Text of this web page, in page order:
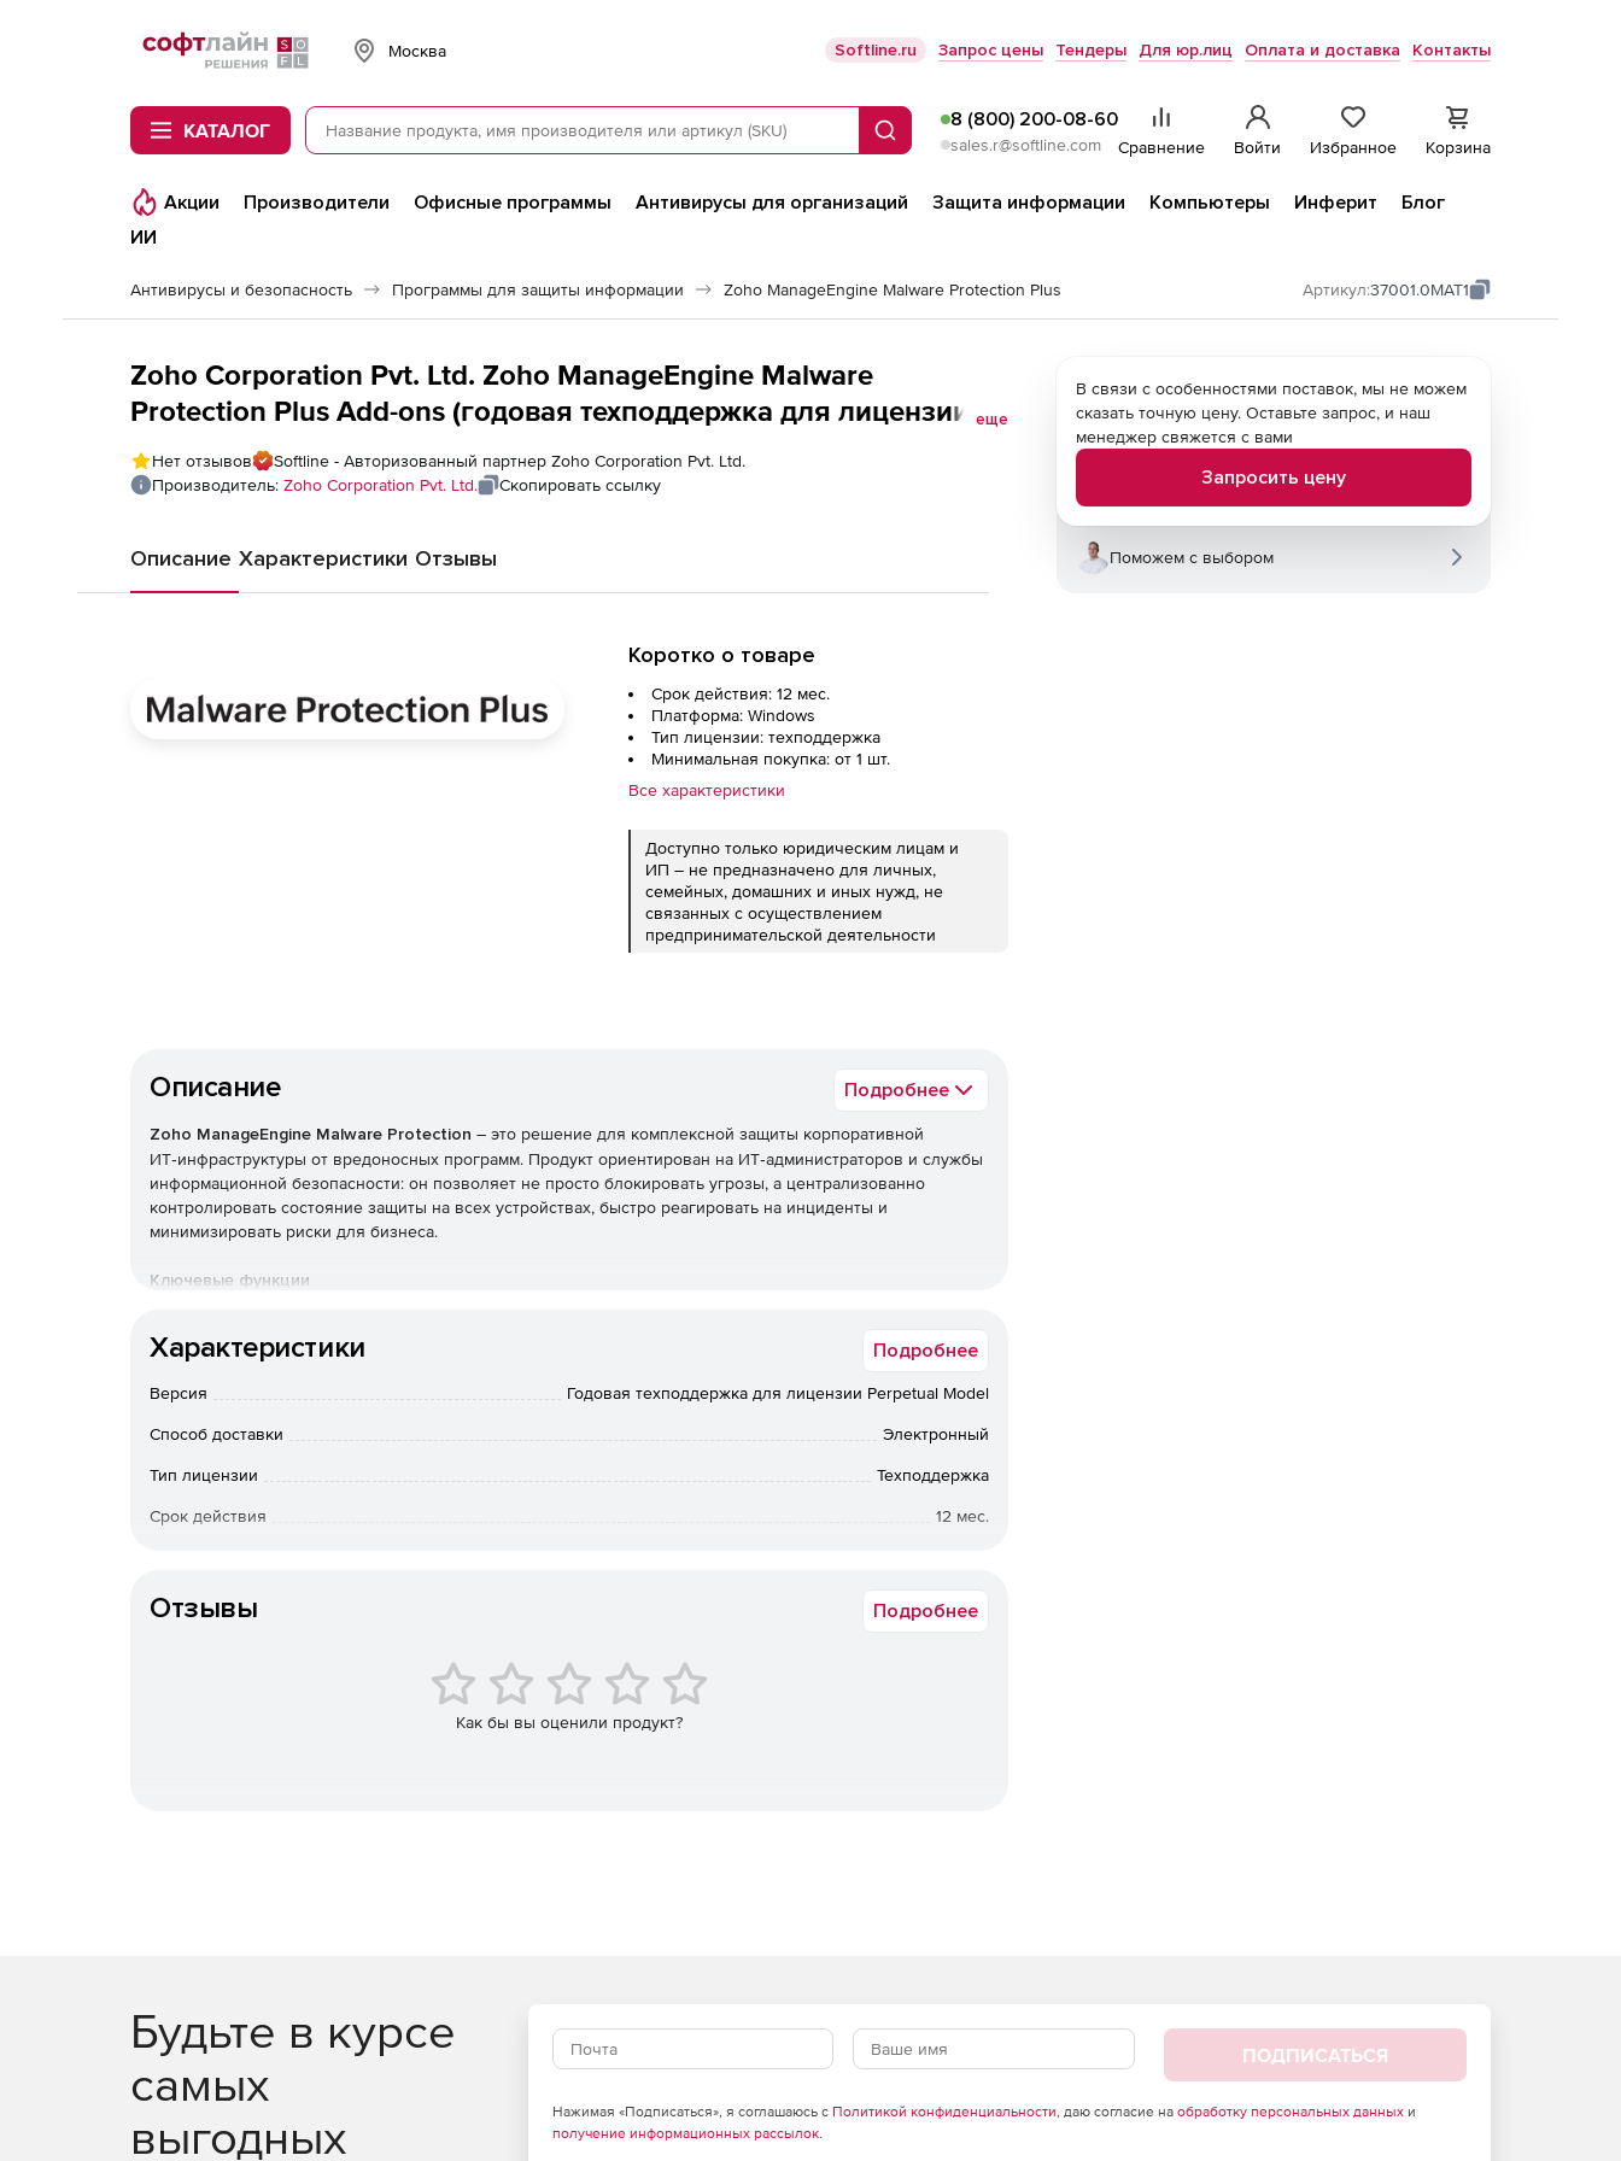
Softline
Москва Softline.ru Запрос цены Тендеры Для юр.лиц Оплата и доставка Контакты
КАТАЛОГ Поиск
8 (800) 200-08-60
sales.r@softline.com Сравнение Войти Избранное Корзина
Акции Производители Офисные программы Антивирусы для организаций Защита информации Компьютеры Инферит
Блог
ИИ
Антивирусы и безопасность Программы для защиты информации Zoho ManageEngine Malware Protection Plus Артикул:37001.0MAT1
Zoho Corporation Pvt. Ltd. Zoho ManageEngine Malware
Protection Plus Add-ons (годовая техподдержка для лицензии
Perpetual Model), fee for 1 Additional Technician
еще
Нет отзывов
Softline - Авторизованный партнер Zoho Corporation Pvt. Ltd.
Производитель: Zoho Corporation Pvt. Ltd. Скопировать ссылку
Описание Характеристики Отзывы
Коротко о товаре
Срок действия: 12 мес.
Платформа: Windows
Тип лицензии: техподдержка
Минимальная покупка: от 1 шт.
Все характеристики
Доступно только юридическим лицам и
ИП – не предназначено для личных,
семейных, домашних и иных нужд, не
связанных с осуществлением
предпринимательской деятельности
Описание Подробнее
Zoho ManageEngine Malware Protection – это решение для комплексной защиты корпоративной
ИТ‑инфраструктуры от вредоносных программ. Продукт ориентирован на ИТ‑администраторов и службы
информационной безопасности: он позволяет не просто блокировать угрозы, а централизованно
контролировать состояние защиты на всех устройствах, быстро реагировать на инциденты и
минимизировать риски для бизнеса.
Ключевые функции
всех конечных точках (рабочие станции, серверы). Администратор видит статус антивируса,
Обнаружение и блокировка вредоносного ПО. Используются сигнатурные и эвристические методы,
вирусы, трояны, шпионское ПО, руткиты и другие типы угроз.
Карантин и управление инцидентами. Обнаруженные угрозы автоматически помещаются в карантин,
Гибкие политики безопасности. Можно создавать и применять политики для разных групп устройств:
задавать уровни защиты, расписание проверок, исключения для доверенных файлов и папок,
Преимущества Zoho ManageEngine Malware Protection для бизнеса
Снижение рисков компрометации данных. За счет проактивного обнаружения и изоляции угроз
уменьшается вероятность утечки конфиденциальной информации и простоя бизнес‑процессов.
Упрощение работы ИТ‑команды. Централизованная консоль и автоматизация рутинных задач
Характеристики Подробнее
Версия Годовая техподдержка для лицензии Perpetual Model
Способ доставки Электронный
Тип лицензии Техподдержка
Срок действия 12 мес.
Отзывы Подробнее
Как бы вы оценили продукт?
В связи с особенностями поставок, мы не можем
сказать точную цену. Оставьте запрос, и наш
менеджер свяжется с вами
Запросить цену
Поможем с выбором
Будьте в курсе
самых
выгодных
ПОДПИСАТЬСЯ
Нажимая «Подписаться», я соглашаюсь с Политикой конфиденциальности, даю согласие на обработку персональных данныхи
получение информационных рассылок.